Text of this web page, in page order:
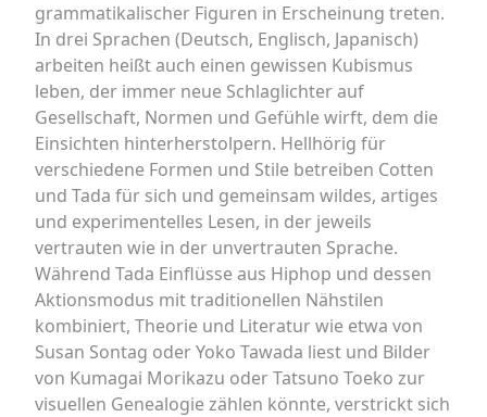
grammatikalischer Figuren in Erscheinung treten.
In drei Sprachen (Deutsch, Englisch, Japanisch)
arbeiten heißt auch einen gewissen Kubismus
leben, der immer neue Schlaglichter auf
Gesellschaft, Normen und Gefühle wirft, dem die
Einsichten hinterherstolpern. Hellhörig für
verschiedene Formen und Stile betreiben Cotten
und Tada für sich und gemeinsam wildes, artiges
und experimentelles Lesen, in der jeweils
vertrauten wie in der unvertrauten Sprache.
Während Tada Einflüsse aus Hiphop und dessen
Aktionsmodus mit traditionellen Nähstilen
kombiniert, Theorie und Literatur wie etwa von
Susan Sontag oder Yoko Tawada liest und Bilder
von Kumagai Morikazu oder Tatsuno Toeko zur
visuellen Genealogie zählen könnte, verstrickt sich